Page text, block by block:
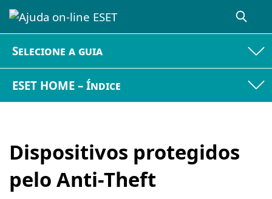
Selecione a guia
ESET HOME – Índice
Dispositivos protegidos
pelo Anti-Theft